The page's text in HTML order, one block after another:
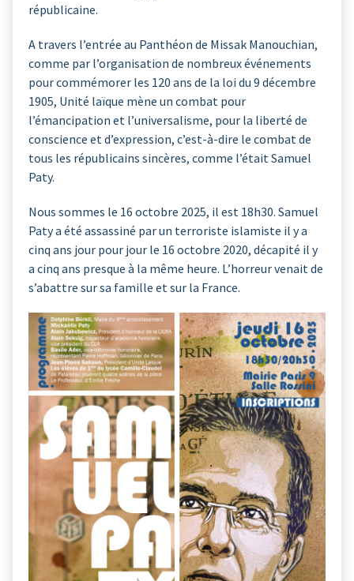
républicaine.
A travers l’entrée au Panthéon de Missak Manouchian,
comme par l’organisation de nombreux événements
pour commémorer les 120 ans de la loi du 9 décembre
1905, Unité laïque mène un combat pour
l’émancipation et l’universalisme, pour la liberté de
conscience et d’expression, c’est-à-dire le combat de
tous les républicains sincères, comme l’était Samuel
Paty.
Nous sommes le 16 octobre 2025, il est 18h30. Samuel
Paty a été assassiné par un terroriste islamiste il y a
cinq ans jour pour jour le 16 octobre 2020, décapité il y
a cinq ans presque à la même heure. L’horreur venait de
s’abattre sur sa famille et sur la France.